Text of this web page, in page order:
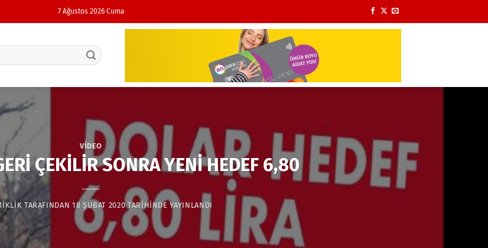
7 Ağustos 2026 Cuma
VIDEO
ÇEKİLİR SONRA YENİ HEDEF 6,80
TARAFINDAN 18 ŞUBAT 2020TARIHINDE YAYINLANDI